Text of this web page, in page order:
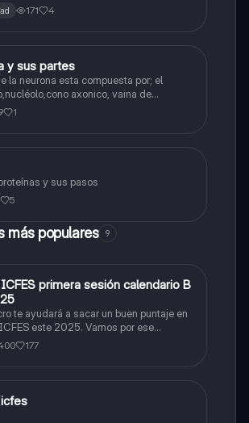
171 4
y sus partes
la neurona esta compuesta por; el
axonico, vaina de
schwan,núcleo de schwann,nódulo de
axonico Arborizacion terminal, botón
1
y sus pasos
5
más populares 9
primera sesión calendario B
te ayudará a sacar un buen puntaje en
este 2025. Vamos por ese
ser admitido en la universidad que
la carrera que quieres y no la que te
177
Crítica